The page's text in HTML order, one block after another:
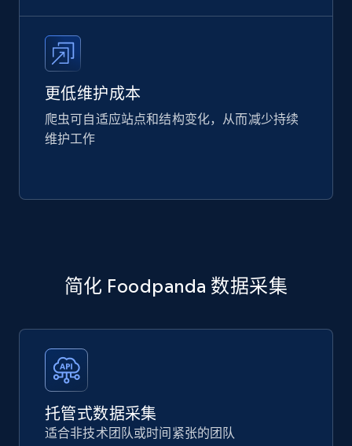
更低维护成本
爬虫可自适应站点和结构变化，从而减少持续
维护工作
简化 Foodpanda 数据采集
托管式数据采集
适合非技术团队或时间紧张的团队